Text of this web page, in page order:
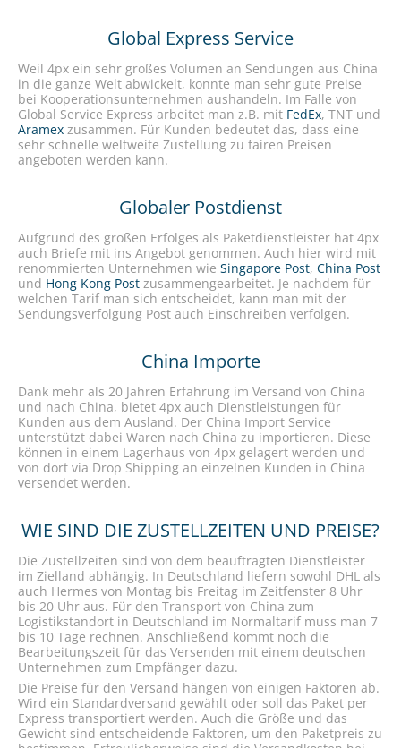
Global Express Service
Weil 4px ein sehr großes Volumen an Sendungen aus China
in die ganze Welt abwickelt, konnte man sehr gute Preise
bei Kooperationsunternehmen aushandeln. Im Falle von
Global Service Express arbeitet man z.B. mit FedEx, TNT und
Aramex zusammen. Für Kunden bedeutet das, dass eine
sehr schnelle weltweite Zustellung zu fairen Preisen
angeboten werden kann.
Globaler Postdienst
Aufgrund des großen Erfolges als Paketdienstleister hat 4px
auch Briefe mit ins Angebot genommen. Auch hier wird mit
renommierten Unternehmen wie Singapore Post, China Post
und Hong Kong Post zusammengearbeitet. Je nachdem für
welchen Tarif man sich entscheidet, kann man mit der
Sendungsverfolgung Post auch Einschreiben verfolgen.
China Importe
Dank mehr als 20 Jahren Erfahrung im Versand von China
und nach China, bietet 4px auch Dienstleistungen für
Kunden aus dem Ausland. Der China Import Service
unterstützt dabei Waren nach China zu importieren. Diese
können in einem Lagerhaus von 4px gelagert werden und
von dort via Drop Shipping an einzelnen Kunden in China
versendet werden.
WIE SIND DIE ZUSTELLZEITEN UND PREISE?
Die Zustellzeiten sind von dem beauftragten Dienstleister
im Zielland abhängig. In Deutschland liefern sowohl DHL als
auch Hermes von Montag bis Freitag im Zeitfenster 8 Uhr
bis 20 Uhr aus. Für den Transport von China zum
Logistikstandort in Deutschland im Normaltarif muss man 7
bis 10 Tage rechnen. Anschließend kommt noch die
Bearbeitungszeit für das Versenden mit einem deutschen
Unternehmen zum Empfänger dazu.
Die Preise für den Versand hängen von einigen Faktoren ab.
Wird ein Standardversand gewählt oder soll das Paket per
Express transportiert werden. Auch die Größe und das
Gewicht sind entscheidende Faktoren, um den Paketpreis zu